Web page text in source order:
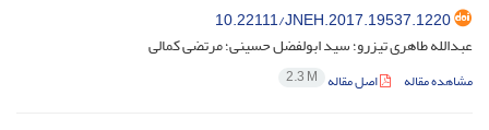
10.22111/JNEH.2017.19537.1220
عبدالله طاهری تیزرو؛ سید ابولفضل حسینی؛ مرتضی کمالی
مشاهده مقاله اصل مقاله 2.3 M